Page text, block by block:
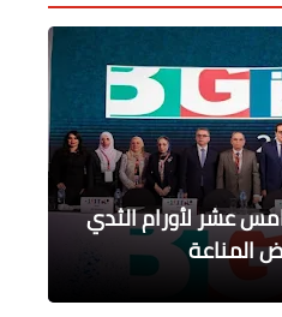
عشر لأورام الثدي
المناعة
للحفاظ
التربية والتعليم
اللازمة
الاعدادية
الأولى لأحواض
الربع الأول
ورشة عمل